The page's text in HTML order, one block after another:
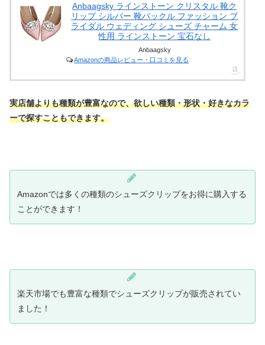
Anbaagsky ラインストーン クリスタル 靴ク
リップ シルバー 靴バックル ファッション ブ
ライダル ウェディング シューズ チャーム 女
性用 ラインストーン 宝石なし
Anbaagsky
Amazonの商品レビュー・口コミを見る
実店舗よりも種類が豊富なので、欲しい種類・形状・好きなカラ
ーで探すこともできます。
Amazonでは多くの種類のシューズクリップをお得に購入する
ことができます！
楽天市場でも豊富な種類でシューズクリップが販売されてい
ました！